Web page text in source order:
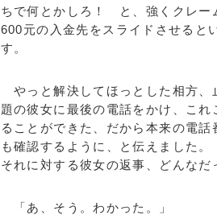
ちで何とかしろ！ と、強くクレー
600元の入金先をスライドさせると
す。
やっと解決してほっとした相方、
題の彼女に最後の電話をかけ、こ
ることができた、だから本来の電
も確認するように、と伝えました。
それに対する彼女の返事、どんなだ
「あ、そう。わかった。」